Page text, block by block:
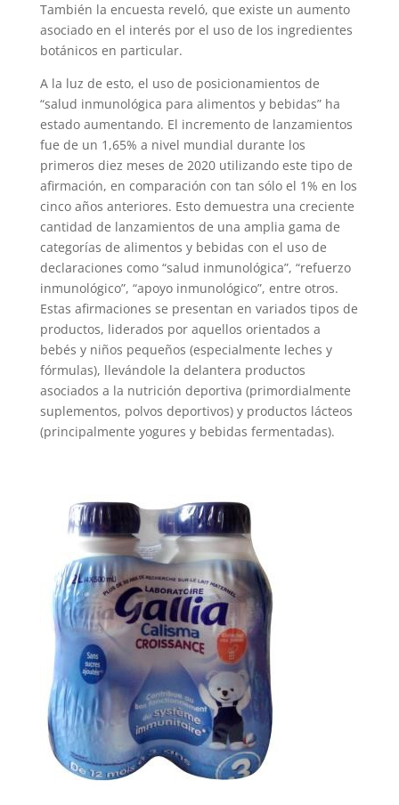
También la encuesta reveló, que existe un aumento
asociado en el interés por el uso de los ingredientes
botánicos en particular.
A la luz de esto, el uso de posicionamientos de
“salud inmunológica para alimentos y bebidas” ha
estado aumentando. El incremento de lanzamientos
fue de un 1,65% a nivel mundial durante los
primeros diez meses de 2020 utilizando este tipo de
afirmación, en comparación con tan sólo el 1% en los
cinco años anteriores. Esto demuestra una creciente
cantidad de lanzamientos de una amplia gama de
categorías de alimentos y bebidas con el uso de
declaraciones como “salud inmunológica”, “refuerzo
inmunológico”, “apoyo inmunológico”, entre otros.
Estas afirmaciones se presentan en variados tipos de
productos, liderados por aquellos orientados a
bebés y niños pequeños (especialmente leches y
fórmulas), llevándole la delantera productos
asociados a la nutrición deportiva (primordialmente
suplementos, polvos deportivos) y productos lácteos
(principalmente yogures y bebidas fermentadas).